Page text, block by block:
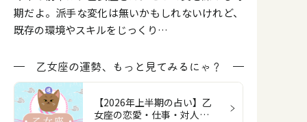
期だよ。派手な変化は無いかもしれないけれど、
既存の環境やスキルをじっくり…
乙女座の運勢、もっと見てみるにゃ？
【2026年上半期の占い】乙
女座の恋愛・仕事・対人・